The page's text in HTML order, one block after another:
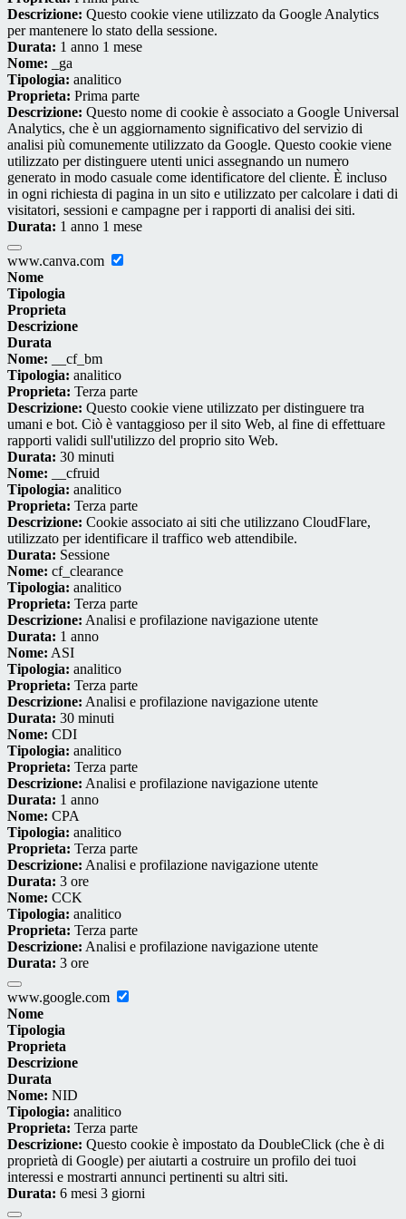
Descrizione: Questo cookie viene utilizzato da Google Analytics
per mantenere lo stato della sessione.
Durata: 1 anno 1 mese
Nome: _ga
Tipologia: analitico
Proprieta: Prima parte
Descrizione: Questo nome di cookie è associato a Google Universal
Analytics, che è un aggiornamento significativo del servizio di
analisi più comunemente utilizzato da Google. Questo cookie viene
utilizzato per distinguere utenti unici assegnando un numero
generato in modo casuale come identificatore del cliente. È incluso
in ogni richiesta di pagina in un sito e utilizzato per calcolare i dati di
visitatori, sessioni e campagne per i rapporti di analisi dei siti.
Durata: 1 anno 1 mese
www.canva.com
Nome
Tipologia
Proprieta
Descrizione
Durata
Nome: __cf_bm
Tipologia: analitico
Proprieta: Terza parte
Descrizione: Questo cookie viene utilizzato per distinguere tra
umani e bot. Ciò è vantaggioso per il sito Web, al fine di effettuare
rapporti validi sull'utilizzo del proprio sito Web.
Durata: 30 minuti
Nome: __cfruid
Tipologia: analitico
Proprieta: Terza parte
Descrizione: Cookie associato ai siti che utilizzano CloudFlare,
utilizzato per identificare il traffico web attendibile.
Durata: Sessione
Nome: cf_clearance
Tipologia: analitico
Proprieta: Terza parte
Descrizione: Analisi e profilazione navigazione utente
Durata: 1 anno
Nome: ASI
Tipologia: analitico
Proprieta: Terza parte
Descrizione: Analisi e profilazione navigazione utente
Durata: 30 minuti
Nome: CDI
Tipologia: analitico
Proprieta: Terza parte
Descrizione: Analisi e profilazione navigazione utente
Durata: 1 anno
Nome: CPA
Tipologia: analitico
Proprieta: Terza parte
Descrizione: Analisi e profilazione navigazione utente
Durata: 3 ore
Nome: CCK
Tipologia: analitico
Proprieta: Terza parte
Descrizione: Analisi e profilazione navigazione utente
Durata: 3 ore
www.google.com
Nome
Tipologia
Proprieta
Descrizione
Durata
Nome: NID
Tipologia: analitico
Proprieta: Terza parte
Descrizione: Questo cookie è impostato da DoubleClick (che è di
proprietà di Google) per aiutarti a costruire un profilo dei tuoi
interessi e mostrarti annunci pertinenti su altri siti.
Durata: 6 mesi 3 giorni